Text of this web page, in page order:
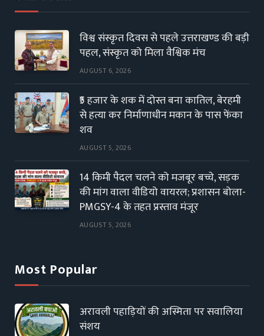
विश्व संस्कृत दिवस से पहले उत्तराखण्ड की बड़ी
पहल, संस्कृत को मिला वैश्विक मंच
AUGUST 6, 2026
₹5 हजार के शक में दोस्त बना कातिल, बेरहमी
से हत्या कर निर्माणाधीन मकान के पास फेंका
शव
AUGUST 5, 2026
14 किमी पैदल चलने को मजबूर बच्चे, सड़क
की मांग वाला वीडियो वायरल; प्रशासन बोला-
PMGSY-4 के तहत प्रस्ताव मंजूर
AUGUST 5, 2026
Most Popular
अरावली पहाड़ियों की अस्मिता पर सवालिया
संशय